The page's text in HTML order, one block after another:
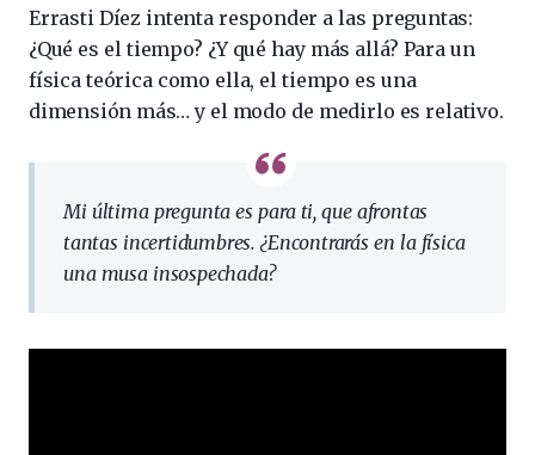
Errasti Díez intenta responder a las preguntas:
¿Qué es el tiempo? ¿Y qué hay más allá? Para un
física teórica como ella, el tiempo es una
dimensión más… y el modo de medirlo es relativo.
Mi última pregunta es para ti, que afrontas
tantas incertidumbres. ¿Encontrarás en la física
una musa insospechada?